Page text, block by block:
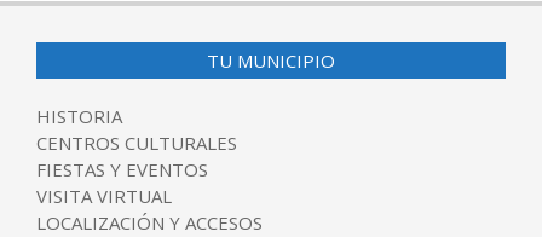
TU MUNICIPIO
HISTORIA
CENTROS CULTURALES
FIESTAS Y EVENTOS
VISITA VIRTUAL
LOCALIZACIÓN Y ACCESOS